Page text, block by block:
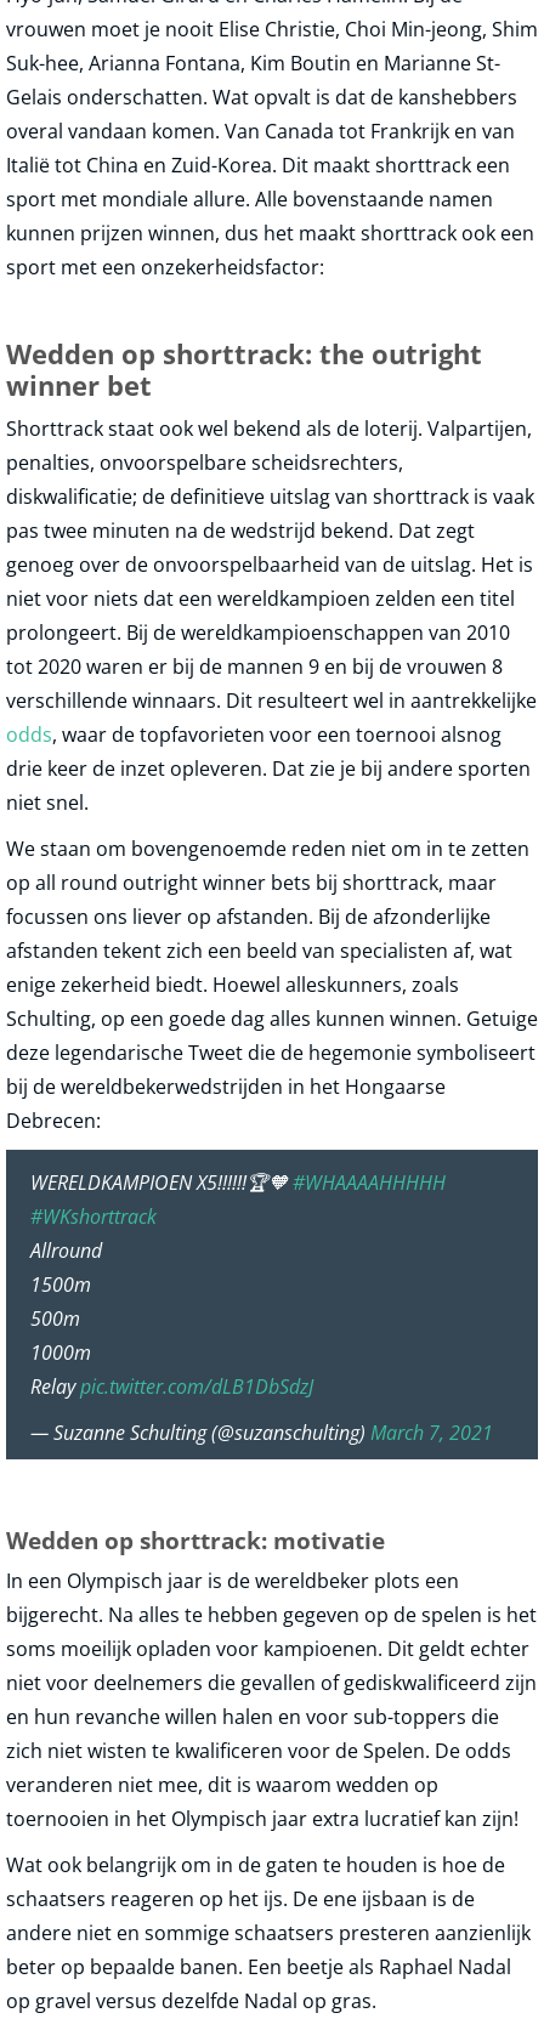
vrouwen moet je nooit Elise Christie, Choi Min-jeong, Shim
Suk-hee, Arianna Fontana, Kim Boutin en Marianne St-
Gelais onderschatten. Wat opvalt is dat de kanshebbers
overal vandaan komen. Van Canada tot Frankrijk en van
Italië tot China en Zuid-Korea. Dit maakt shorttrack een
sport met mondiale allure. Alle bovenstaande namen
kunnen prijzen winnen, dus het maakt shorttrack ook een
sport met een onzekerheidsfactor:
Wedden op shorttrack: the outright
winner bet
Shorttrack staat ook wel bekend als de loterij. Valpartijen,
penalties, onvoorspelbare scheidsrechters,
diskwalificatie; de definitieve uitslag van shorttrack is vaak
pas twee minuten na de wedstrijd bekend. Dat zegt
genoeg over de onvoorspelbaarheid van de uitslag. Het is
niet voor niets dat een wereldkampioen zelden een titel
prolongeert. Bij de wereldkampioenschappen van 2010
tot 2020 waren er bij de mannen 9 en bij de vrouwen 8
verschillende winnaars. Dit resulteert wel in aantrekkelijke
odds, waar de topfavorieten voor een toernooi alsnog
drie keer de inzet opleveren. Dat zie je bij andere sporten
niet snel.
We staan om bovengenoemde reden niet om in te zetten
op all round outright winner bets bij shorttrack, maar
focussen ons liever op afstanden. Bij de afzonderlijke
afstanden tekent zich een beeld van specialisten af, wat
enige zekerheid biedt. Hoewel alleskunners, zoals
Schulting, op een goede dag alles kunnen winnen. Getuige
deze legendarische Tweet die de hegemonie symboliseert
bij de wereldbekerwedstrijden in het Hongaarse
Debrecen:
WERELDKAMPIOEN X5!!!!!!🏆🧡#WHAAAAHHHHH
#WKshorttrack
Allround
1500m
500m
1000m
Relaypic.twitter.com/dLB1DbSdzJ
— Suzanne Schulting (@suzanschulting) March 7, 2021
Wedden op shorttrack: motivatie
In een Olympisch jaar is de wereldbeker plots een
bijgerecht. Na alles te hebben gegeven op de spelen is het
soms moeilijk opladen voor kampioenen. Dit geldt echter
niet voor deelnemers die gevallen of gediskwalificeerd zijn
en hun revanche willen halen en voor sub-toppers die
zich niet wisten te kwalificeren voor de Spelen. De odds
veranderen niet mee, dit is waarom wedden op
toernooien in het Olympisch jaar extra lucratief kan zijn!
Wat ook belangrijk om in de gaten te houden is hoe de
schaatsers reageren op het ijs. De ene ijsbaan is de
andere niet en sommige schaatsers presteren aanzienlijk
beter op bepaalde banen. Een beetje als Raphael Nadal
op gravel versus dezelfde Nadal op gras.